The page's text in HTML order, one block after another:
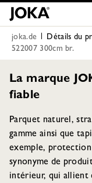
joka.de Détails du
522007 300cm br.
La marque
fiable
Parquet naturel,
gamme ainsi que
exemple,
synonyme de
intérieur, qui allient